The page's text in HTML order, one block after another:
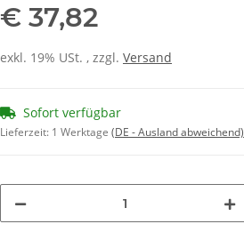
€ 37,82
exkl. 19% USt. , zzgl. Versand
Sofort verfügbar
Lieferzeit: 1 Werktage (DE - Ausland abweichend)